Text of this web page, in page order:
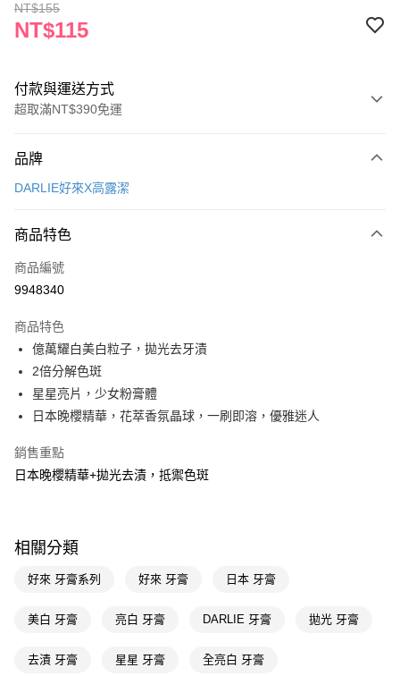
NT$155
NT$115
付款與運送方式
超取滿NT$390免運
POYA支付
超商取貨付款
LINE Pay
街口支付
悠遊付
Google Pay
相關說明
【關於「AFTEE先享後付」】
２．便利：只要手機號碼，簡訊認證，即可結帳。
３．安心：先確認商品／服務後，再付款。
【「AFTEE先享後付」結帳流程】
結帳頁面，進行簡訊認證並確認金額後，即可完成結帳。
３．收到繳費通知簡訊後14天內，點擊此簡訊中的連結，可透過四大超商／
ATM／網路銀行／等多元方式進行付款，方視為交易完成。
每筆NT$65，滿NT$390(含以上)免運費
付款後全家取貨
品牌
DARLIE好來X高露潔
商品特色
商品編號
9948340
商品特色
億萬耀白美白粒子，拋光去牙漬
2倍分解色斑
星星亮片，少女粉膏體
日本晚櫻精華，花萃香氛晶球，一刷即溶，優雅迷人
銷售重點
日本晚櫻精華+拋光去漬，抵禦色斑
相關分類
好來 牙膏系列 好來 牙膏 日本 牙膏
美白 牙膏 亮白 牙膏 DARLIE 牙膏 拋光 牙膏
去漬 牙膏 星星 牙膏 全亮白 牙膏